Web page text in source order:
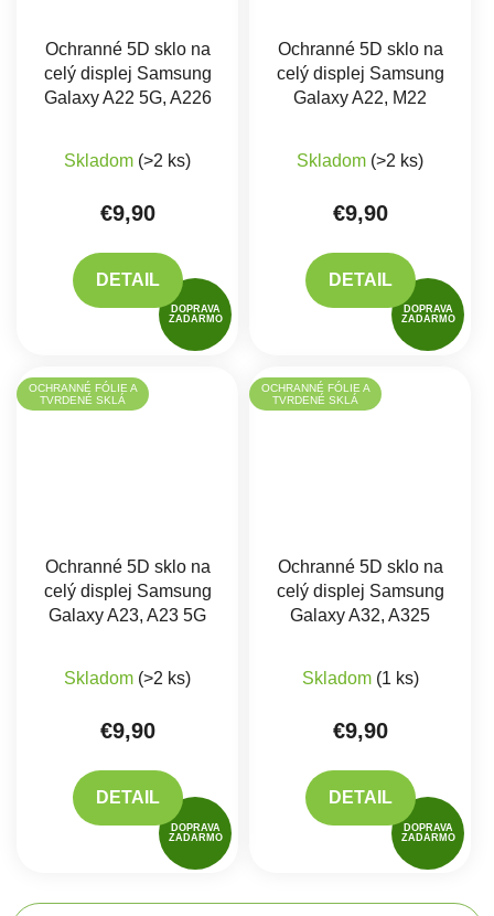
DOPRAVA
ZADARMO
Ochranné 5D sklo na
celý displej Samsung
Galaxy A22 5G, A226
Skladom (>2 ks)
€9,90
DETAIL
DOPRAVA
ZADARMO
Ochranné 5D sklo na
celý displej Samsung
Galaxy A22, M22
Skladom (>2 ks)
€9,90
DETAIL
OCHRANNÉ FÓLIE A
TVRDENÉ SKLÁ
DOPRAVA
ZADARMO
Ochranné 5D sklo na
celý displej Samsung
Galaxy A23, A23 5G
Skladom (>2 ks)
€9,90
DETAIL
OCHRANNÉ FÓLIE A
TVRDENÉ SKLÁ
DOPRAVA
ZADARMO
Ochranné 5D sklo na
celý displej Samsung
Galaxy A32, A325
Skladom (1 ks)
€9,90
DETAIL